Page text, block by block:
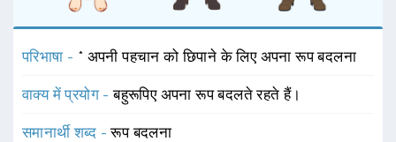
परिभाषा - * अपनी पहचान को छिपाने के लिए अपना रूप बदलना
वाक्य में प्रयोग -बहुरूपिए अपना रूप बदलते रहते हैं।
समानार्थी शब्द -रूप बदलना